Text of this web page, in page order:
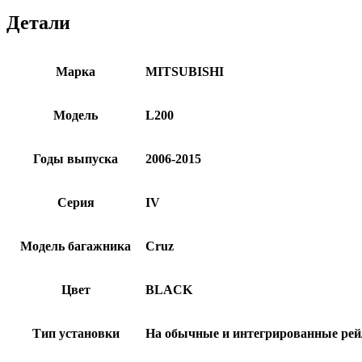
Детали
Марка MITSUBISHI
Модель L200
Годы выпуска 2006-2015
Серия IV
Модель багажника Cruz
Цвет BLACK
Тип установки На обычные и интегрированные